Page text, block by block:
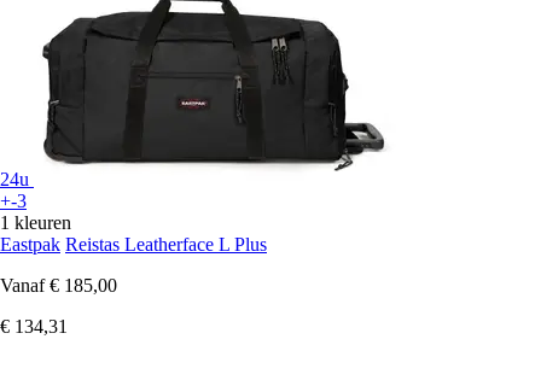
24u
+-3
1 kleuren
Eastpak Reistas Leatherface L Plus
Vanaf € 185,00
€ 134,31